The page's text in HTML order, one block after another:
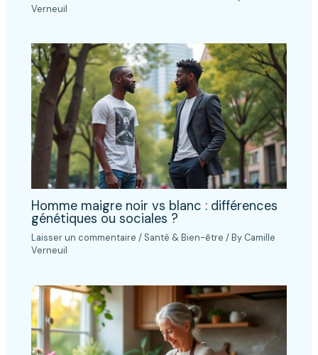
Verneuil
Homme maigre noir vs blanc : différences
génétiques ou sociales ?
Laisser un commentaire / Santé & Bien-être / By Camille
Verneuil